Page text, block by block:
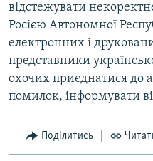
відстежувати
Росією Автономної
електронних і
представники
охочих приєднатися до
помилок, інформувати
Поділитись